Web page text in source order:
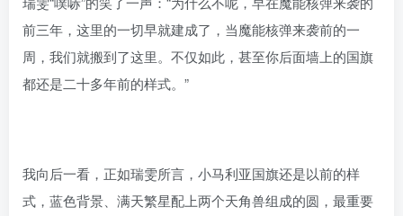
前三年，这里的一切早就建成了，当魔能核弹来袭前的一
周，我们就搬到了这里。不仅如此，甚至你后面墙上的国旗
都还是二十多年前的样式。”
我向后一看，正如瑞雯所言，小马利亚国旗还是以前的样
式，蓝色背景、满天繁星配上两个天角兽组成的圆，最重要